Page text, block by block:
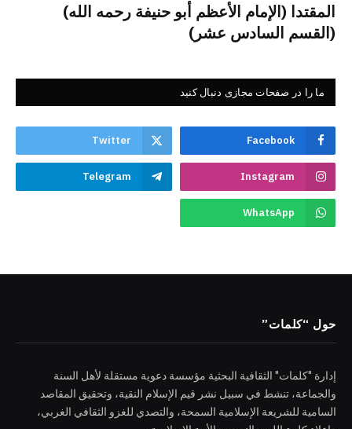
المقتدا (الإمام الأعظم أبو حنيفة رحمه الله)
(القسم السادس عشر)
ما را در صفحات مجازی دنبال کنید
Facebook
Twitter
Instagram
Telegram
WhatsApp
حول “كلمات”
إدارة "كلمات" الثقافية البحثية مؤسسة دعوية مستقلة لأهل السنة
والجماعة، تنشط في سبيل نشر قيم الإسلام النقية، وتحقيق المقاصد
السامية للشريعة الإسلامية السمحة، والتصدي للغزو الثقافي الغربي،